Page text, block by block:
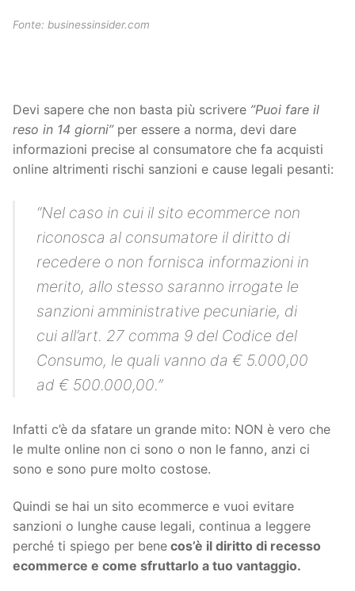
Fonte: businessinsider.com
Devi sapere che non basta più scrivere ”Puoi fare il
reso in 14 giorni”per essere a norma, devi dare
informazioni precise al consumatore che fa acquisti
online altrimenti rischi sanzioni e cause legali pesanti:
“Nel caso in cui il sito ecommerce non
riconosca al consumatore il diritto di
recedere o non fornisca informazioni in
merito, allo stesso saranno irrogate le
sanzioni amministrative pecuniarie, di
cui all’art. 27 comma 9 del Codice del
Consumo, le quali vanno da € 5.000,00
ad € 500.000,00.”
Infatti c’è da sfatare un grande mito: NON è vero che
le multe online non ci sono o non le fanno, anzi ci
sono e sono pure molto costose.
Quindi se hai un sito ecommerce e vuoi evitare
sanzioni o lunghe cause legali, continua a leggere
perché ti spiego per bene cos’è il diritto di recesso
ecommerce e come sfruttarlo a tuo vantaggio.